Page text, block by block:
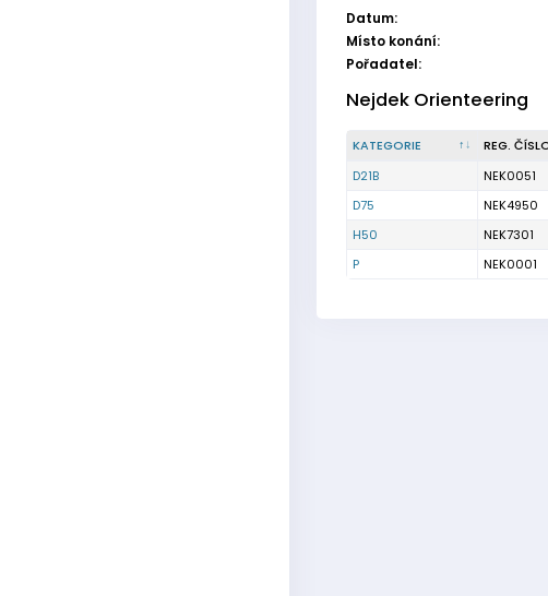
Datum:
Místo konání:
Pořadatel:
Nejdek Orienteering
KATEGORIE REG.
D21B
NEK0051
D75
NEK4950
H50
NEK7301
P
NEK0001